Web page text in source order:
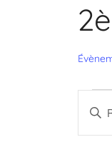
et
Saisir